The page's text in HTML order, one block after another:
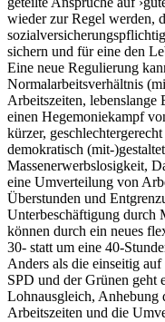
wieder zur Regel werden,
sichern und für eine den
Eine neue Regulierung
Normalarbeitsverhältnis
Arbeitszeiten, lebenslange
einen Hegemoniekampf
kürzer,
demokratisch (mit-
Massenerwerbslosigkeit,
eine Umverteilung von
Überstunden und
Unterbeschäftigung
können durch ein neues
30- statt um eine 40-
Anders als die einseitig
SPD und der Grünen geht
Lohnausgleich, Anhebung
Arbeitszeiten und die